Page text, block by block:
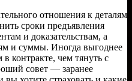
отношения к деталям
сроки предъявления
и доказательствам, а
и суммы. Иногда выгоднее
в контракте, чем тянуть с
совет — заранее